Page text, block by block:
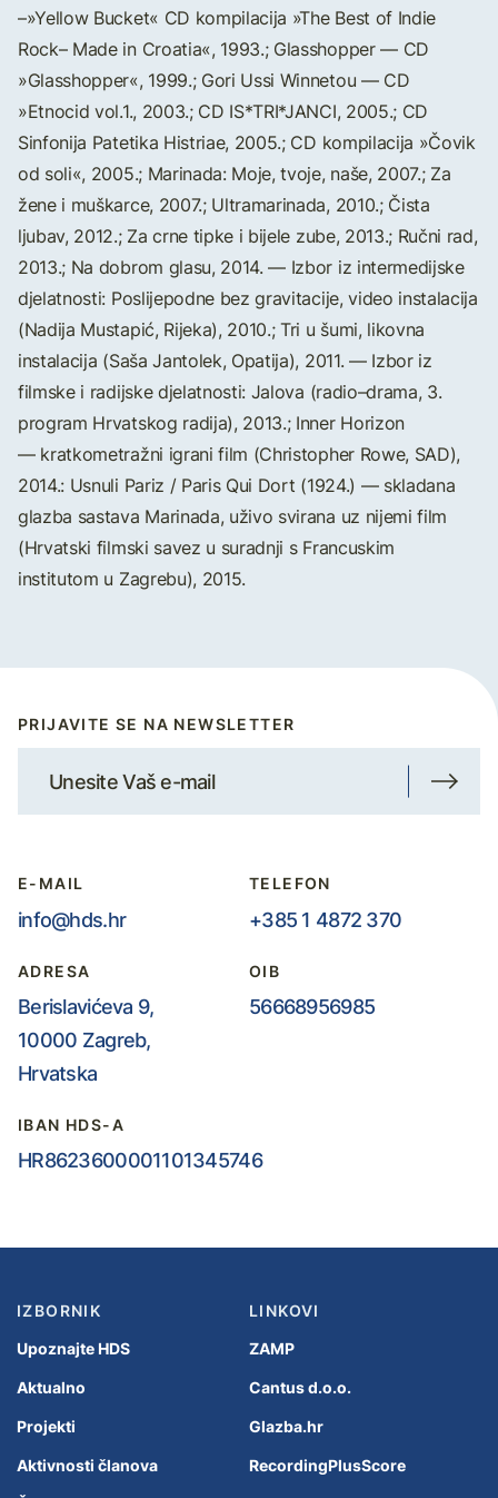
–»Yellow Bucket« CD kompilacija »The Best of Indie
Rock– Made in Croatia«, 1993.; Glasshopper — CD
»Glasshopper«, 1999.; Gori Ussi Winnetou — CD
»Etnocid vol.1., 2003.; CD IS*TRI*JANCI, 2005.; CD
Sinfonija Patetika Histriae, 2005.; CD kompilacija »Čovik
od soli«, 2005.; Marinada: Moje, tvoje, naše, 2007.; Za
žene i muškarce, 2007.; Ultramarinada, 2010.; Čista
ljubav, 2012.; Za crne tipke i bijele zube, 2013.; Ručni rad,
2013.; Na dobrom glasu, 2014. — Izbor iz intermedijske
djelatnosti: Poslijepodne bez gravitacije, video instalacija
(Nadija Mustapić, Rijeka), 2010.; Tri u šumi, likovna
instalacija (Saša Jantolek, Opatija), 2011. — Izbor iz
filmske i radijske djelatnosti: Jalova (radio–drama, 3.
program Hrvatskog radija), 2013.; Inner Horizon
— kratkometražni igrani film (Christopher Rowe, SAD),
2014.: Usnuli Pariz / Paris Qui Dort (1924.) — skladana
glazba sastava Marinada, uživo svirana uz nijemi film
(Hrvatski filmski savez u suradnji s Francuskim
institutom u Zagrebu), 2015.
PRIJAVITE SE NA NEWSLETTER
E-MAIL
info@hds.hr
TELEFON
+385 1 4872 370
ADRESA
Berislavićeva 9,
10000 Zagreb,
Hrvatska
OIB
56668956985
IBAN HDS-A
HR8623600001101345746
IZBORNIK
Upoznajte HDS
Aktualno
Projekti
Aktivnosti članova
LINKOVI
ZAMP
Cantus d.o.o.
Glazba.hr
RecordingPlusScore